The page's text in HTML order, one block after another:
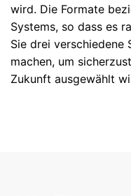
wird. Die Formate
Systems, so dass es
Sie drei verschiedene
machen, um
Zukunft ausgewählt